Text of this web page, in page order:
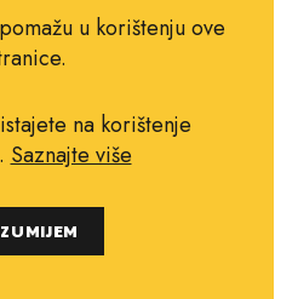
Pravila o kolačićima
Impressum
2021. najboljeknjige.com.
u korištenju ove
na korištenje
Saznajte više